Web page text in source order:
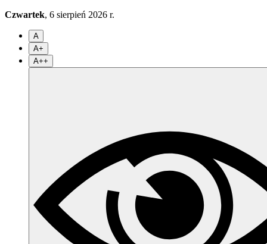
Czwartek, 6 sierpień 2026 r.
A
A+
A++